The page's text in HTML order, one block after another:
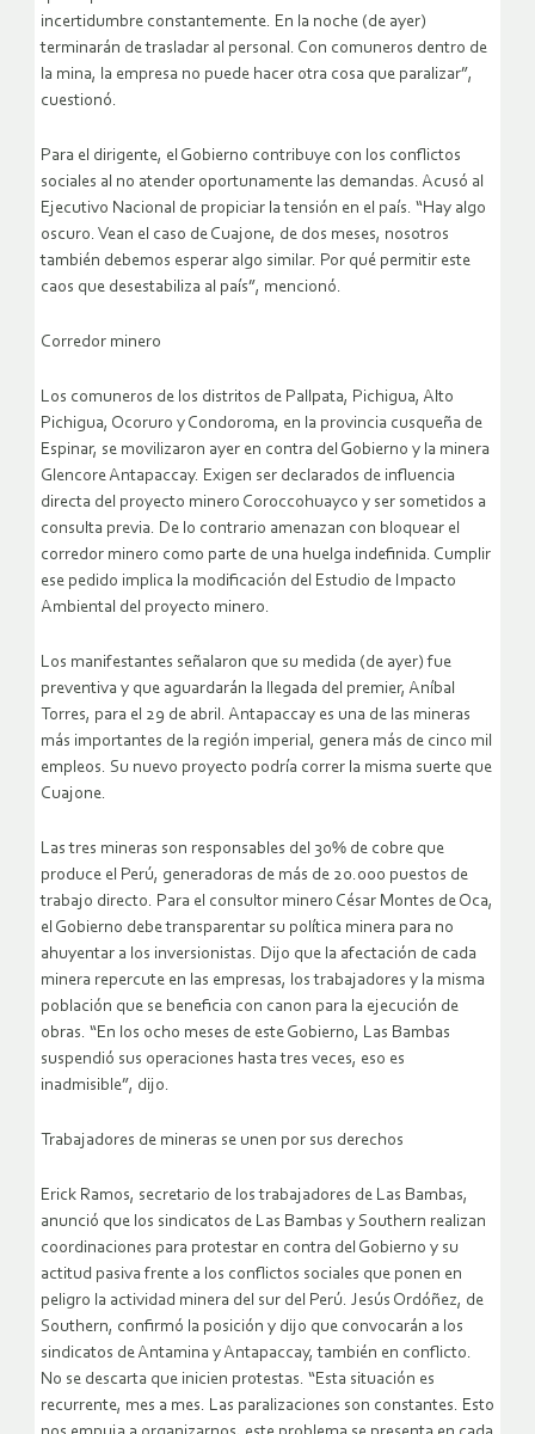
incertidumbre constantemente. En la noche (de ayer)
terminarán de trasladar al personal. Con comuneros dentro de
la mina, la empresa no puede hacer otra cosa que paralizar”,
cuestionó.
Para el dirigente, el Gobierno contribuye con los conflictos
sociales al no atender oportunamente las demandas. Acusó al
Ejecutivo Nacional de propiciar la tensión en el país. “Hay algo
oscuro. Vean el caso de Cuajone, de dos meses, nosotros
también debemos esperar algo similar. Por qué permitir este
caos que desestabiliza al país”, mencionó.
Corredor minero
Los comuneros de los distritos de Pallpata, Pichigua, Alto
Pichigua, Ocoruro y Condoroma, en la provincia cusqueña de
Espinar, se movilizaron ayer en contra del Gobierno y la minera
Glencore Antapaccay. Exigen ser declarados de influencia
directa del proyecto minero Coroccohuayco y ser sometidos a
consulta previa. De lo contrario amenazan con bloquear el
corredor minero como parte de una huelga indefinida. Cumplir
ese pedido implica la modificación del Estudio de Impacto
Ambiental del proyecto minero.
Los manifestantes señalaron que su medida (de ayer) fue
preventiva y que aguardarán la llegada del premier, Aníbal
Torres, para el 29 de abril. Antapaccay es una de las mineras
más importantes de la región imperial, genera más de cinco mil
empleos. Su nuevo proyecto podría correr la misma suerte que
Cuajone.
Las tres mineras son responsables del 30% de cobre que
produce el Perú, generadoras de más de 20.000 puestos de
trabajo directo. Para el consultor minero César Montes de Oca,
el Gobierno debe transparentar su política minera para no
ahuyentar a los inversionistas. Dijo que la afectación de cada
minera repercute en las empresas, los trabajadores y la misma
población que se beneficia con canon para la ejecución de
obras. “En los ocho meses de este Gobierno, Las Bambas
suspendió sus operaciones hasta tres veces, eso es
inadmisible”, dijo.
Trabajadores de mineras se unen por sus derechos
Erick Ramos, secretario de los trabajadores de Las Bambas,
anunció que los sindicatos de Las Bambas y Southern realizan
coordinaciones para protestar en contra del Gobierno y su
actitud pasiva frente a los conflictos sociales que ponen en
peligro la actividad minera del sur del Perú. Jesús Ordóñez, de
Southern, confirmó la posición y dijo que convocarán a los
sindicatos de Antamina y Antapaccay, también en conflicto.
No se descarta que inicien protestas. “Esta situación es
recurrente, mes a mes. Las paralizaciones son constantes. Esto